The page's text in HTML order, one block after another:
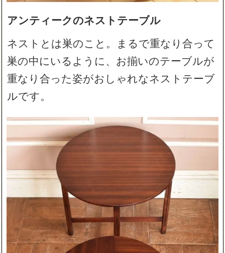
アンティークのネストテーブル
ネストとは巣のこと。まるで重なり合って
巣の中にいるように、お揃いのテーブルが
重なり合った姿がおしゃれなネストテーブ
ルです。